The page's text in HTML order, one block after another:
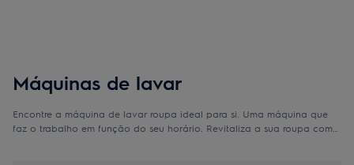
Máquinas de lavar
Encontre a máquina de lavar roupa ideal para si. Uma máquina que
faz o trabalho em função do seu horário. Revitaliza a sua roupa com